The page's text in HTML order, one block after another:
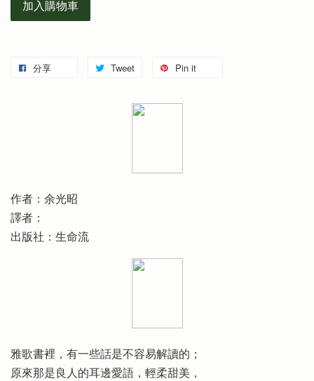
加入購物車
分享 Tweet Pin it
作者：余光昭
譯者：
出版社：生命流
雅歌書裡，有一些話是不容易解讀的；
原來那是良人的耳邊愛語，輕柔甜美，